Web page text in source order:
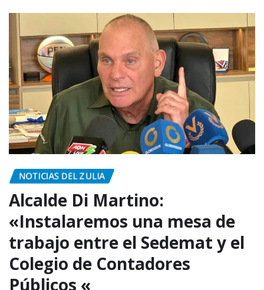
NOTICIAS DEL ZULIA
‎Alcalde Di Martino:
«Instalaremos una mesa de
trabajo entre el Sedemat y el
Colegio de Contadores
Públicos «